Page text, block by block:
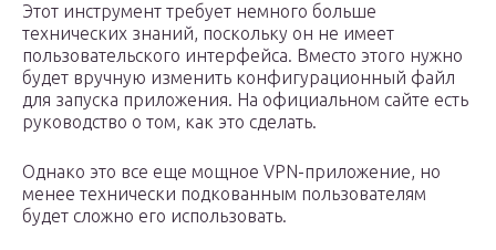
Этот инструмент требует немного больше
технических знаний, поскольку он не имеет
пользовательского интерфейса. Вместо этого нужно
будет вручную изменить конфигурационный файл
для запуска приложения. На официальном сайте есть
руководство о том, как это сделать.
Однако это все еще мощное VPN-приложение, но
менее технически подкованным пользователям
будет сложно его использовать.